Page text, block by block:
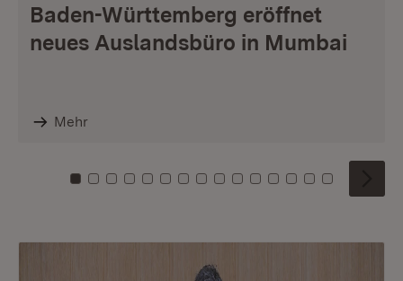
Baden-Württemberg eröffnet
neues Auslandsbüro in Mumbai
Mehr
Zu Kachel: 0
Zu Kachel: 1
Zu Kachel: 2
Zu Kachel: 3
Zu Kachel: 4
Zu Kachel: 5
Zu Kachel: 6
Zu Kachel: 7
Zu Kachel: 8
Zu Kachel: 9
Zu Kachel: 10
Zu Kachel: 11
Zu Kachel: 12
Zu Kachel:
Zu